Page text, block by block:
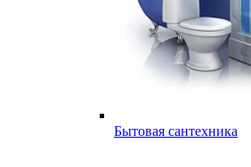
Бытовая сантехника